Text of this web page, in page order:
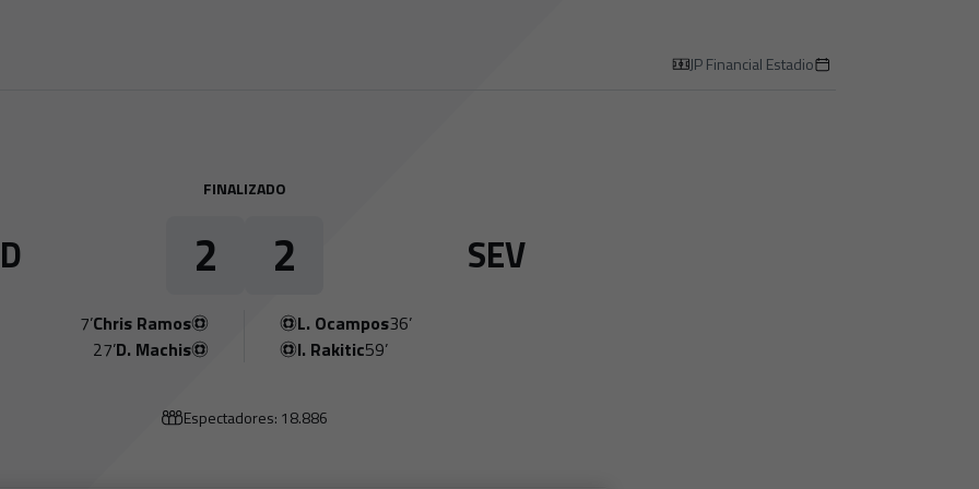
JP Financial Estadio
FINALIZADO
2 2 SEV
7’Chris Ramos
27’D. Machis
36’
L. Ocampos
59’
I. Rakitic
Espectadores: 18.886